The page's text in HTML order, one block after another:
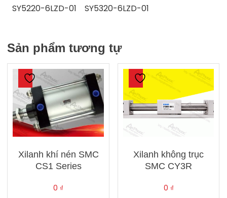
SY5220-6LZD-01 SY5320-6LZD-01
Sản phẩm tương tự
Xilanh khí nén SMC
CS1 Series
0 ₫
Xilanh không trục
SMC CY3R
0 ₫